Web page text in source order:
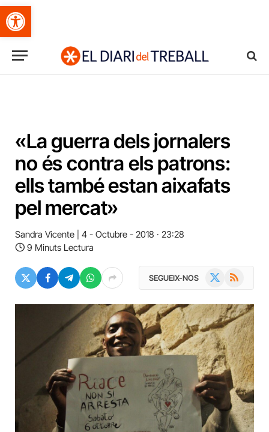
Obre la barra d'eines
«La guerra dels jornalers
no és contra els patrons:
ells també estan aixafats
pel mercat»
Sandra Vicente
4 - Octubre - 2018 · 23:28
9 Minuts Lectura
SEGUEIX-NOS RSS